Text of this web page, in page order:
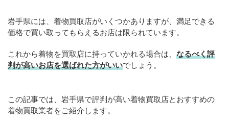
岩手県には、着物買取店がいくつかありますが、満足できる
価格で買い取ってもらえるお店は限られています。
これから着物を買取店に持っていかれる場合は、 なるべく評
判が高いお店を選ばれた方がいいでしょう。
この記事では、岩手県で評判が高い着物買取店とおすすめの
着物買取業者をご紹介します。